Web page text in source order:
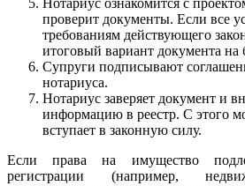
Нотариус ознакомится с
проверит документы. Если все
требованиям действующего
итоговый вариант документа на
Супруги подписывают
нотариуса.
Нотариус заверяет документ и
информацию в реестр. С этого
вступает в законную силу.
Если права на имущество
регистрации (например,